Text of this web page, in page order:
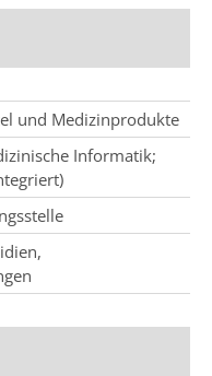
und Medizinprodukte
Informatik;